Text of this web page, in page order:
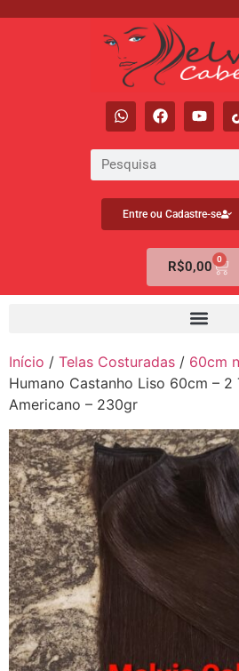
Entre ou Cadastre-se
R$0,00 0
Início / Telas Costuradas / 60cm
Humano Castanho Liso 60cm – 2
Americano – 230gr